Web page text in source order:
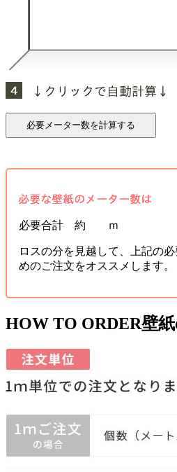
必要合計 約 ｍ
ロスの分を見越して、上記の
めのご注文をオススメします。
HOW TO ORDER壁